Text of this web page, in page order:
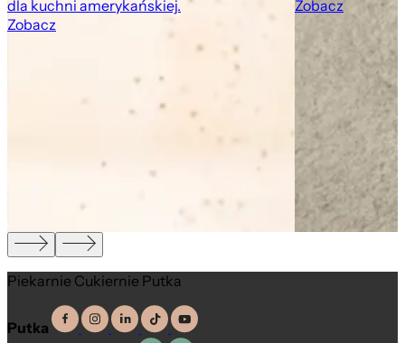
dla kuchni amerykańskiej.
Zobacz
Zobacz
Piekarnie Cukiernie Putka
Putka